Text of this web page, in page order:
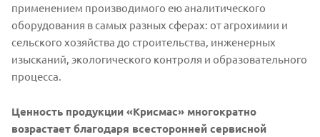
применением производимого ею аналитического
оборудования в самых разных сферах: от агрохимии и
сельского хозяйства до строительства, инженерных
изысканий, экологического контроля и образовательного
процесса.
Ценность продукции «Крисмас» многократно
возрастает благодаря всесторонней сервисной